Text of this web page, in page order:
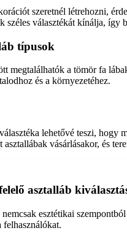
szeretnél létrehozni,
széles választékát kínálja, így
típusok
megtalálhatók a tömör fa
és a környezetéhez.
lehetővé teszi, hogy
vásárlásakor, és
asztalláb
esztétikai
felhasználókat.